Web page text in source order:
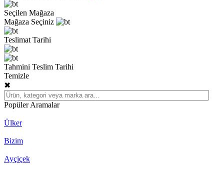
Seçilen Mağaza
Mağaza Seçiniz
Teslimat Tarihi
Tahmini Teslim Tarihi
Temizle
✖
Popüler Aramalar
Ülker
Bizim
Ayçiçek